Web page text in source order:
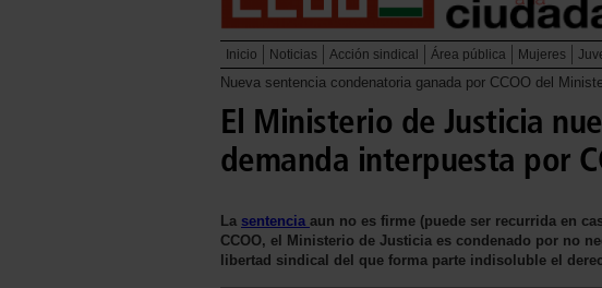
Inicio Noticias Acción sindical Área pública Mujeres
Nueva sentencia condenatoria ganada por CCOO del
El Ministerio de Justicia
demanda interpuesta por
La sentencia aun no es firme (puede ser recurrida en
CCOO, el Ministerio de Justicia es condenado por no
libertad sindical del que forma parte indisoluble el